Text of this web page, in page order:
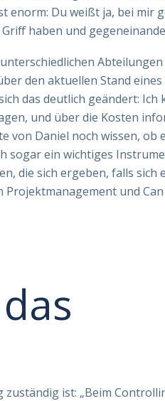
enorm: Du weißt ja, bei mir
haben und
Abteilungen
den aktuellen Stand
das deutlich geändert: Ich
und über die Kosten
von Daniel noch wissen, ob
sogar ein wichtiges
die sich ergeben, falls sich
Projektmanagement und
ist: „Beim